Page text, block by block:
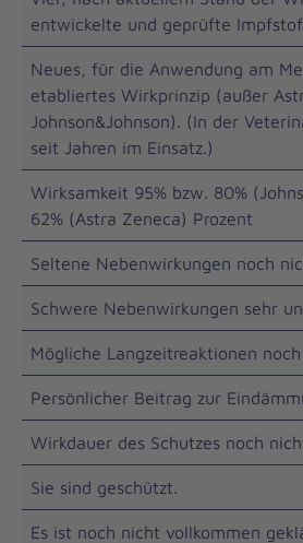
entwickelte und geprüfte
Neues, für die Anwendung am
etabliertes Wirkprinzip (außer
Johnson&Johnson). (In der
seit Jahren im Einsatz.)
Wirksamkeit 95% bzw. 80%
62% (Astra Zeneca) Prozent
Seltene Nebenwirkungen noch
Schwere Nebenwirkungen sehr
Mögliche Langzeitreaktionen
Persönlicher Beitrag zur
Wirkdauer des Schutzes noch
Sie sind geschützt.
Es ist noch nicht vollkommen